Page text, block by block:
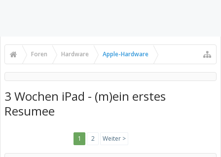
Foren Hardware Apple-Hardware
3 Wochen iPad - (m)ein erstes
Resumee
1 2 Weiter >